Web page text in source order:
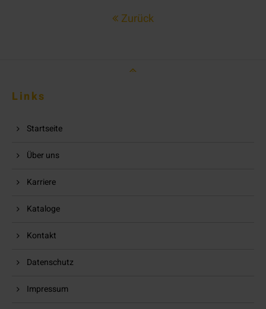
Zurück
Links
Startseite
Über uns
Karriere
Kataloge
Kontakt
Datenschutz
Impressum